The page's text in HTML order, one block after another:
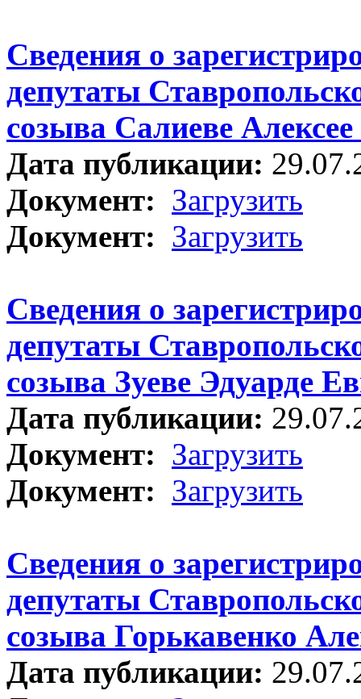
Сведения о
депутаты
созыва Салиеве
Дата публикации:
Документ: Загрузить
Документ: Загрузить
Сведения о
депутаты
созыва Зуеве Эдуарде
Дата публикации:
Документ: Загрузить
Документ: Загрузить
Сведения о
депутаты
созыва Горькавенко
Дата публикации: